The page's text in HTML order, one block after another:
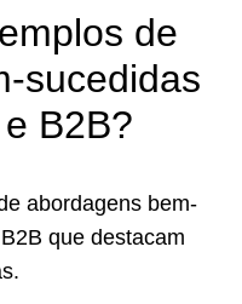
de
sucedidas
B2B?
abordagens bem-
que destacam